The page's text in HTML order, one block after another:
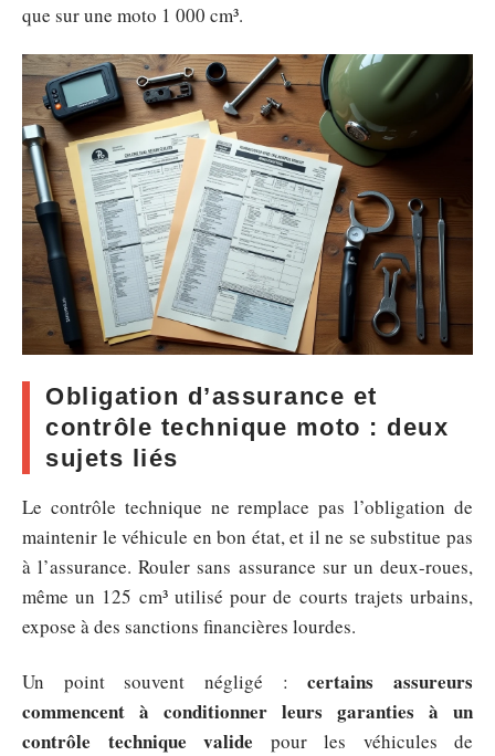
que sur une moto 1 000 cm³.
Obligation d’assurance et
contrôle technique moto : deux
sujets liés
Le contrôle technique ne remplace pas l’obligation de
maintenir le véhicule en bon état, et il ne se substitue pas
à l’assurance. Rouler sans assurance sur un deux-roues,
même un 125 cm³ utilisé pour de courts trajets urbains,
expose à des sanctions financières lourdes.
Un point souvent négligé :certains assureurs
commencent à conditionner leurs garanties à un
contrôle technique valide pour les véhicules de